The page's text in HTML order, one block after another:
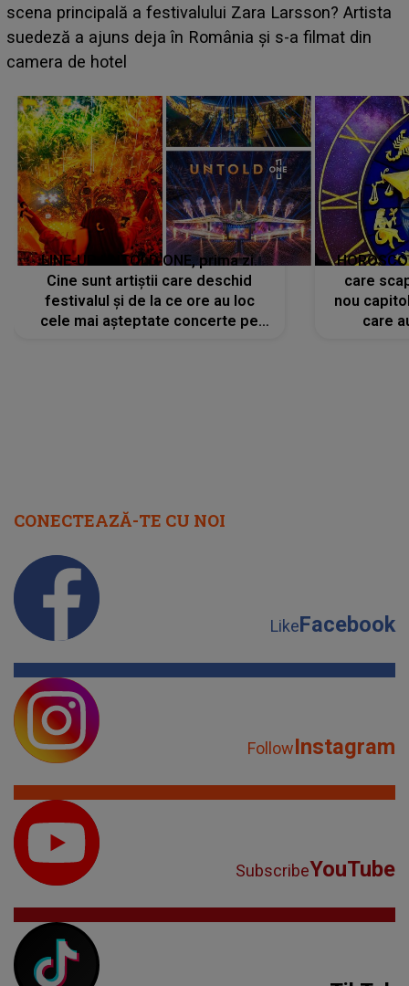
luat prin surprindere pe Emanuel. CINE ESTE
BĂIATUL VIZAT de Alexandra?! Aflându-se în fața
faptului împlinit, A RECUNOSCUT IMEDIAT: "Am
LINE-UP UNTOLD ONE, prima zi.
Cine sunt artiștii care deschid
festivalul și de la ce ore au loc
cele mai așteptate concerte pe
care
nou
care
CONECTEAZĂ-TE CU NOI
LikeFacebook
FollowInstagram
SubscribeYouTube